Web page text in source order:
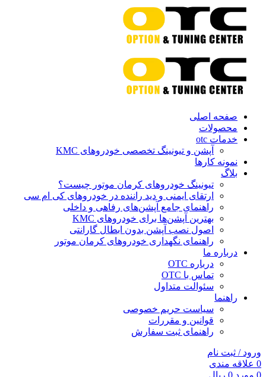
صفحه اصلی
محصولات
خدمات otc
آپشن و تیونینگ تخصصی خودروهای KMC
نمونه کارها
بلاگ
تیونینگ خودروهای کرمان موتور چیست؟
ارتقای ایمنی و دید راننده در خودروهای کی ام سی
راهنمای جامع آپشن‌های رفاهی و داخلی
بهترین آپشن‌ها برای خودروهای KMC
اصول نصب آپشن بدون ابطال گارانتی
راهنمای نگهداری خودروهای کرمان موتور
درباره ما
درباره OTC
تماس با OTC
سئوالت متداول
راهنما
سیاست حریم خصوصی
قوانین و مقررات
راهنمای ثبت سفارش
ورود / ثبت نام
0 علاقه مندی